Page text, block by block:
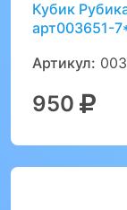
Кубик
арт003651-
Артикул:
950